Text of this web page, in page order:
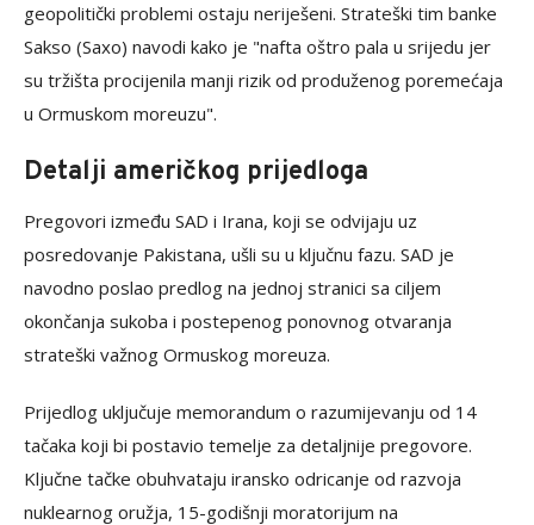
geopolitički problemi ostaju neriješeni. Strateški tim banke
Sakso (Saxo) navodi kako je "nafta oštro pala u srijedu jer
su tržišta procijenila manji rizik od produženog poremećaja
u Ormuskom moreuzu".
Detalji američkog prijedloga
Pregovori između SAD i Irana, koji se odvijaju uz
posredovanje Pakistana, ušli su u ključnu fazu. SAD je
navodno poslao predlog na jednoj stranici sa ciljem
okončanja sukoba i postepenog ponovnog otvaranja
strateški važnog Ormuskog moreuza.
Prijedlog uključuje memorandum o razumijevanju od 14
tačaka koji bi postavio temelje za detaljnije pregovore.
Ključne tačke obuhvataju iransko odricanje od razvoja
nuklearnog oružja, 15-godišnji moratorijum na